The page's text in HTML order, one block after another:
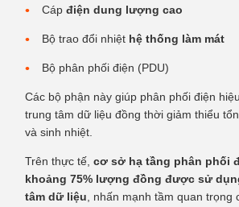
Cáp điện dung lượng cao
Bộ trao đổi nhiệt hệ thống làm mát
Bộ phân phối điện (PDU)
Các bộ phận này giúp phân phối điện
trung tâm dữ liệu đồng thời giảm thiểu
và sinh nhiệt.
Trên thực tế, cơ sở hạ tầng phân phối
khoảng 75% lượng đồng được sử
tâm dữ liệu , nhấn mạnh tầm quan trọng